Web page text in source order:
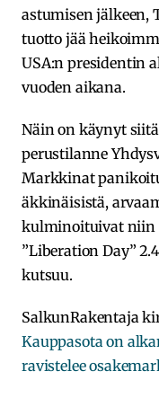
astumisen jälkeen,
tuotto jää
USA:n presidentin
vuoden aikana.
Näin on käynyt
perustilanne
Markkinat
äkkinäisistä,
kulminoituivat niin
”Liberation Day”
kutsuu.
SalkunRakentaja
Kauppasota on
ravistelee